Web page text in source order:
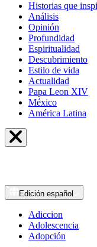
Historias que
Análisis
Opinión
Profundidad
Espiritualidad
Descubrimiento
Estilo de vida
Actualidad
Papa Leon XIV
México
América Latina
Edición español
Adiccion
Adolescencia
Adopción